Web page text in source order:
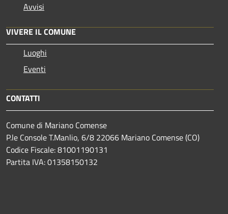
Avvisi
VIVERE IL COMUNE
Luoghi
Eventi
CONTATTI
Comune di Mariano Comense
P.le Console T.Manlio, 6/8 22066 Mariano Comense (CO)
Codice Fiscale: 81001190131
Partita IVA: 01358150132